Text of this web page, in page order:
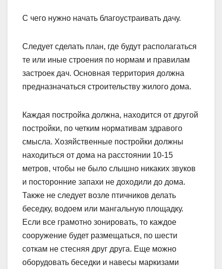
С чего нужно начать благоустраивать дачу.
Следует сделать план, где будут располагаться
те или иные строения по нормам и правилам
застроек дач. Основная территория должна
предназначаться строительству жилого дома.
Каждая постройка должна, находится от другой
постройки, по четким нормативам здравого
смысла. Хозяйственные постройки должны
находиться от дома на расстоянии 10-15
метров, чтобы не было слышно никаких звуков
и посторонние запахи не доходили до дома.
Также не следует возле птичников делать
беседку, водоем или мангальную площадку.
Если все грамотно зонировать, то каждое
сооружение будет размещаться, по шести
соткам не стесняя друг друга. Еще можно
оборудовать беседки и навесы маркизами